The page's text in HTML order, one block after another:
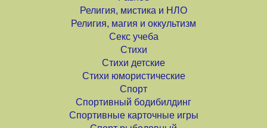
Религия, мистика и НЛО
Религия, магия и оккультизм
Секс учеба
Стихи
Стихи детские
Стихи юмористические
Спорт
Спортивный бодибилдинг
Спортивные карточные игры